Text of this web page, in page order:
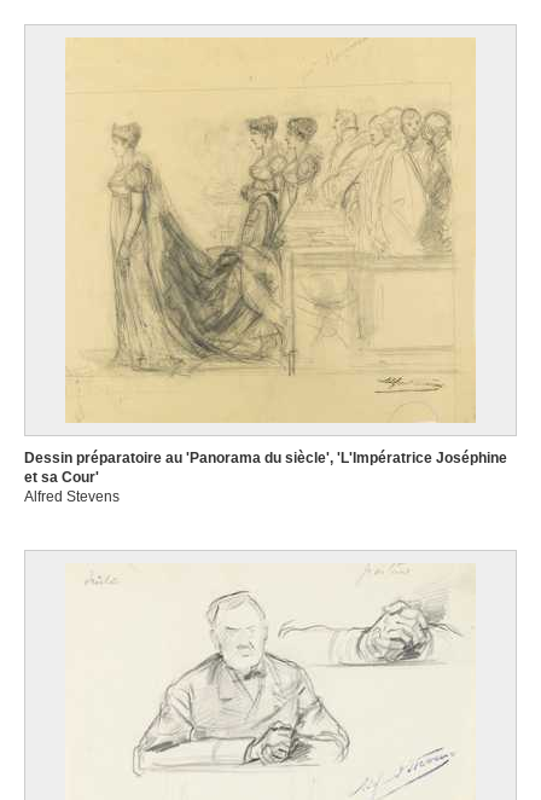
Dessin préparatoire au 'Panorama du siècle', 'L'Impératrice Joséphine
et sa Cour'
Alfred Stevens